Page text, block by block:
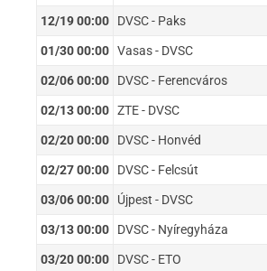
12/19 00:00 DVSC - Paks
01/30 00:00 Vasas - DVSC
02/06 00:00 DVSC - Ferencváros
02/13 00:00 ZTE - DVSC
02/20 00:00 DVSC - Honvéd
02/27 00:00 DVSC - Felcsút
03/06 00:00 Újpest - DVSC
03/13 00:00 DVSC - Nyíregyháza
03/20 00:00 DVSC - ETO